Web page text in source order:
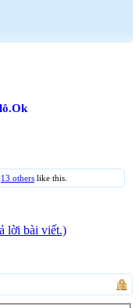
13 others like this.
lời bài viết.)